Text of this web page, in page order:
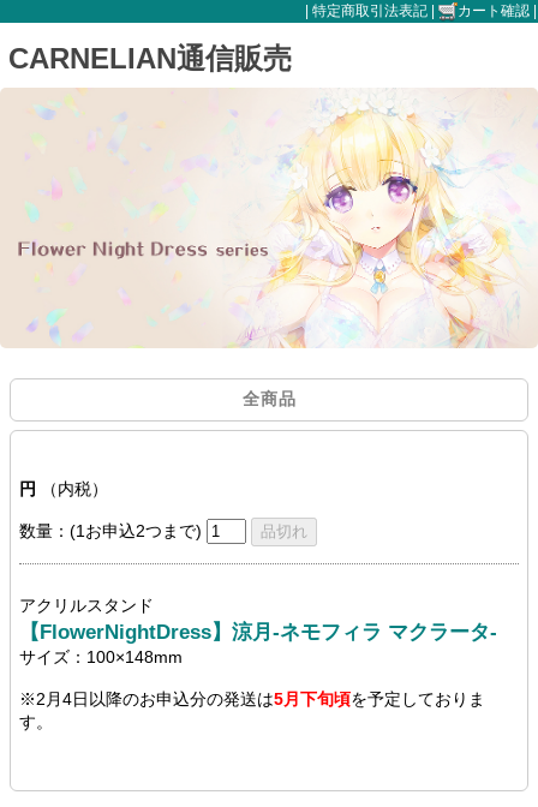
特定商取引法表記 カート確認
CARNELIAN通信販売
全商品
円 （内税）
数量：(1お申込2つまで)
アクリルスタンド
【FlowerNightDress】涼月-ネモフィラ マクラータ-
サイズ：100×148mm
※2月4日以降のお申込分の発送は5月下旬頃を予定しておりま
す。